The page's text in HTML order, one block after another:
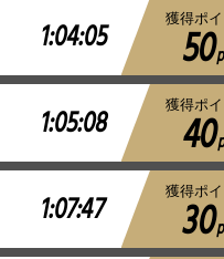
1:04:05 獲得ポ
50
1:05:08 獲得ポ
40
1:07:47 獲得ポ
30